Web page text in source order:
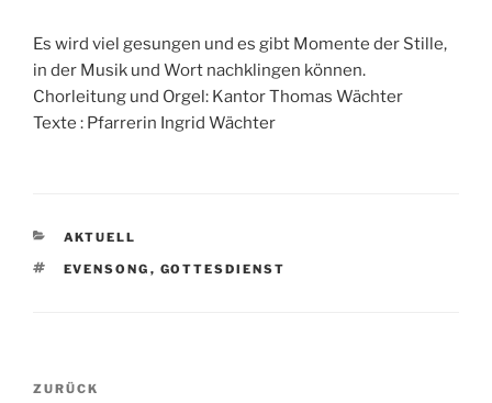
Es wird viel gesungen und es gibt Momente der Stille,
in der Musik und Wort nachklingen können.
Chorleitung und Orgel: Kantor Thomas Wächter
Texte : Pfarrerin Ingrid Wächter
KATEGORIEN
AKTUELL
SCHLAGWÖRTER
EVENSONG , GOTTESDIENST
Beitragsnavigation
Vorheriger
ZURÜCK